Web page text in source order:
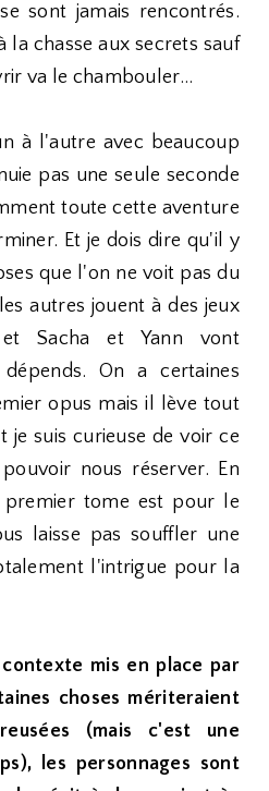
sont jamais rencontrés.
la chasse aux secrets sauf
va le chambouler...
à l'autre avec beaucoup
pas une seule seconde
toute cette aventure
Et je dois dire qu'il y
que l'on ne voit pas du
autres jouent à des jeux
Sacha et Yann vont
On a certaines
opus mais il lève tout
je suis curieuse de voir ce
nous réserver. En
tome est pour le
laisse pas souffler une
l'intrigue pour la
mis en place par
choses mériteraient
(mais c'est une
les personnages sont